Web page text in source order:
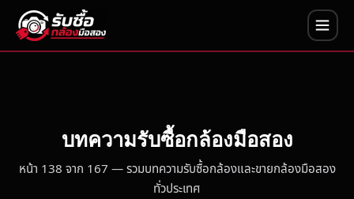
บทความรับซื้อกล้องมือสอง
หน้า 138 จาก 167 — รวมบทความรับซื้อกล้องและขายกล้องมือสอง
ทั่วประเทศ